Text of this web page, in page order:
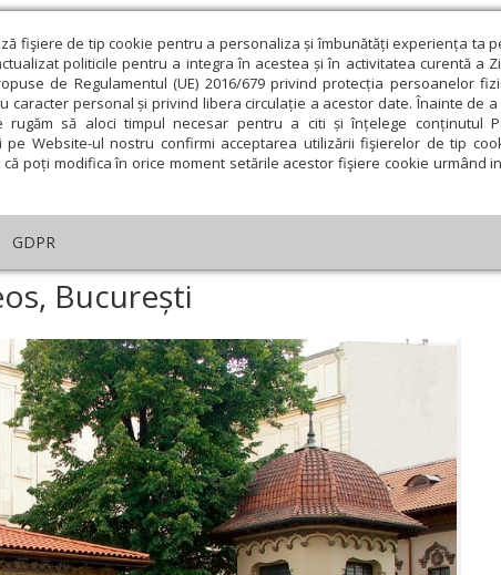
fişiere de tip cookie pentru a personaliza și îmbunătăți experiența ta
politicile pentru a integra în acestea și în activitatea curentă a
de Regulamentul (UE) 2016/679 privind protecția persoanelor
caracter personal și privind libera circulație a acestor date. Înainte de
rugăm să aloci timpul necesar pentru a citi și înțelege conținutul
pe Website-ul nostru confirmi acceptarea utilizării fişierelor de tip
că poți modifica în orice moment setările acestor fişiere cookie urmând
GDPR
și spiritualitate Educaţie și Cultură Societate
Mănăstirea Stavropoleos, București
București
Februarie Martie Aprilie